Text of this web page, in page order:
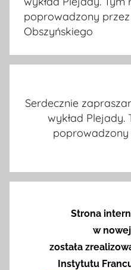
poprowadzony przez
Obszyńskiego
Serdecznie
wykład Plejady.
poprowadzony
Strona
w
została
Instytutu